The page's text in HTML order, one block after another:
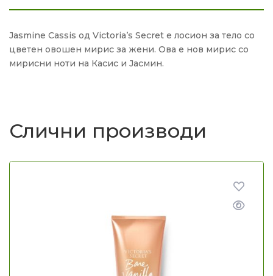
Jasmine Cassis од Victoria’s Secret е лосион за тело со
цветен овошен мирис за жени. Ова е нов мирис со
мирисни ноти на Касис и Јасмин.
Слични производи